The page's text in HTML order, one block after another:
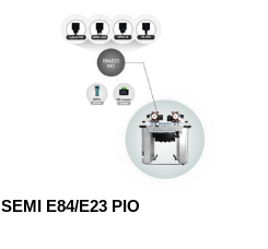
SEMI E84/E23 PIO